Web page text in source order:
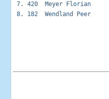
7. 420  Meyer Florian
8. 182  Wendland Peer